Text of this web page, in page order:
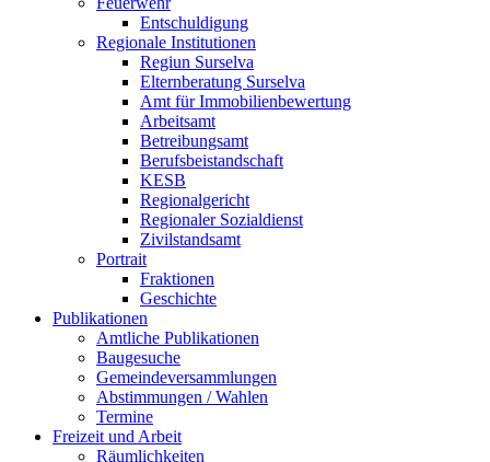
Entschuldigung
Regionale Institutionen
Regiun Surselva
Elternberatung Surselva
Amt für Immobilienbewertung
Arbeitsamt
Betreibungsamt
Berufsbeistandschaft
KESB
Regionalgericht
Regionaler Sozialdienst
Zivilstandsamt
Portrait
Fraktionen
Geschichte
Publikationen
Amtliche Publikationen
Baugesuche
Gemeindeversammlungen
Abstimmungen / Wahlen
Termine
Freizeit und Arbeit
Räumlichkeiten